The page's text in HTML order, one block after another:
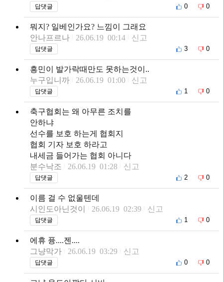
답댓글 0 0
뭐지? 일베인가요? 느낌이 그래요
안나프르나
26.06.19 00:14 신고
답댓글 3 0
흥민이 발가락때만도 못하는것이..
누구입니까
26.06.19 01:00 신고
답댓글 1 0
축구협회는 왜 아무른 조치를
안하냐
선수를 보호 하는게 협회지
협회 기자 보호 하라고
내세금 들어가는 협회 아니다
분수낙조
26.06.19 01:28 신고
답댓글 2 0
이름 걸 수 없울텐데
시인도아닌것이
26.06.19 02:39 신고
답댓글 1 0
에휴 퓽....젠....
그냥막가
26.06.19 03:29 신고
답댓글 0 0